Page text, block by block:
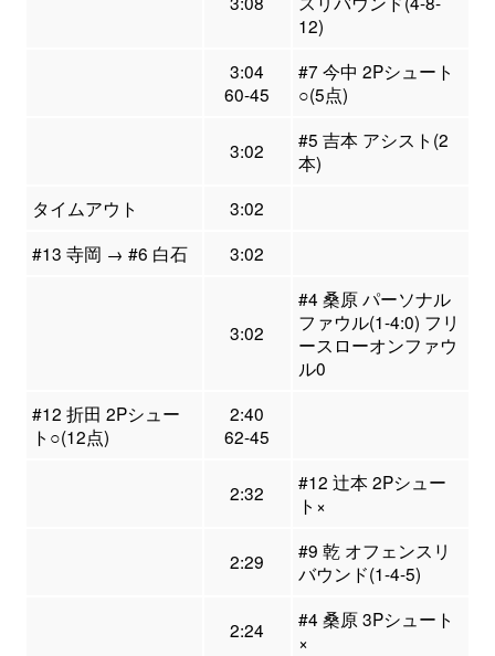
12)
3:04
60-45
#7 今中 2Pシュート
○(5点)
3:02
#5 吉本 アシスト(2
本)
タイムアウト
3:02
#13 寺岡 → #6 白石
3:02
3:02
#4 桑原 パーソナル
ファウル(1-4:0) フリ
ースローオンファウ
ル0
#12 折田 2Pシュー
ト○(12点)
2:40
62-45
2:32
#12 辻本 2Pシュー
ト×
2:29
#9 乾 オフェンスリ
バウンド(1-4-5)
2:24
#4 桑原 3Pシュート
×